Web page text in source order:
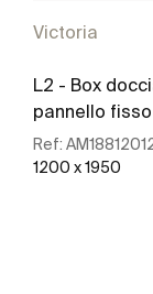
Victoria
L2 - Box
pannello fisso
Ref:
1200 x 1950